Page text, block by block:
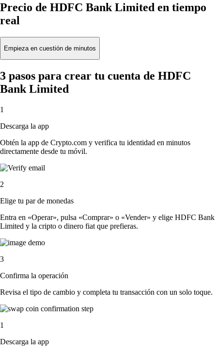
Precio de HDFC Bank Limited en tiempo
real
Empieza en cuestión de minutos
3 pasos para crear tu cuenta de HDFC
Bank Limited
1
Descarga la app
Obtén la app de Crypto.com y verifica tu identidad en minutos
directamente desde tu móvil.
2
Elige tu par de monedas
Entra en «Operar», pulsa «Comprar» o «Vender» y elige HDFC Bank
Limited y la cripto o dinero fiat que prefieras.
3
Confirma la operación
Revisa el tipo de cambio y completa tu transacción con un solo toque.
1
Descarga la app